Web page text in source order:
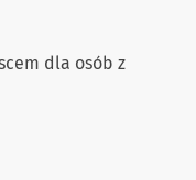
dla osób z